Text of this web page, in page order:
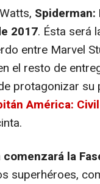
2017. Ésta será
entre Marvel
el resto de
protagonizar su
América:
comenzará la
superhéroes,